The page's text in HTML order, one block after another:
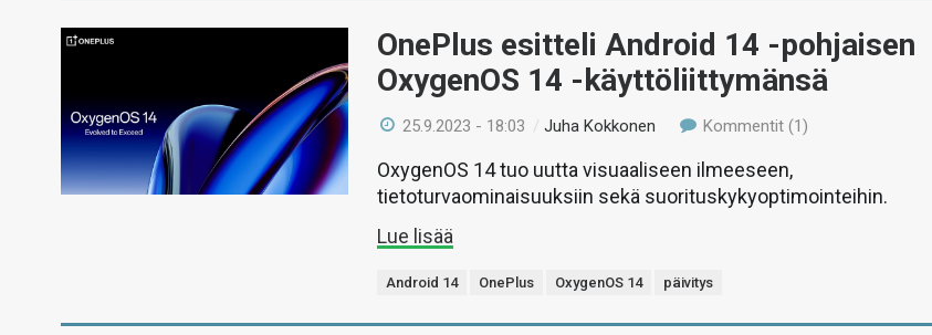
OnePlus esitteli Android 14 -pohjaisen
OxygenOS 14 -käyttöliittymänsä
25.9.2023 - 18:03 /Juha Kokkonen Kommentit (1)
OxygenOS 14 tuo uutta visuaaliseen ilmeeseen,
tietoturvaominaisuuksiin sekä suorituskykyoptimointeihin.
Lue lisää
Android 14 OnePlus OxygenOS 14 päivitys